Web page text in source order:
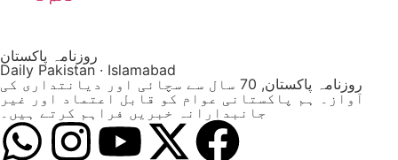
روزنامہ پاکستان
Daily Pakistan · Islamabad
روزنامہ پاکستان, 70 سال سے سچائی اور دیانتداری کی
آواز۔ ہم پاکستانی عوام کو قابل اعتماد اور غیر
جانبدارانہ خبریں فراہم کرتے ہیں۔